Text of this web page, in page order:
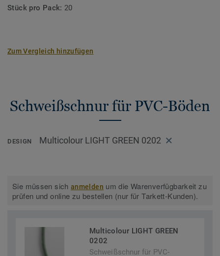
Stück pro Pack: 20
Zum Vergleich hinzufügen
Schweißschnur für PVC-Böden
DESIGN Multicolour LIGHT GREEN 0202
Sie müssen sichanmelden um die Warenverfügbarkeit zu
prüfen und online zu bestellen (nur für Tarkett-Kunden).
Multicolour LIGHT GREEN
0202
Schweißschnur für PVC-